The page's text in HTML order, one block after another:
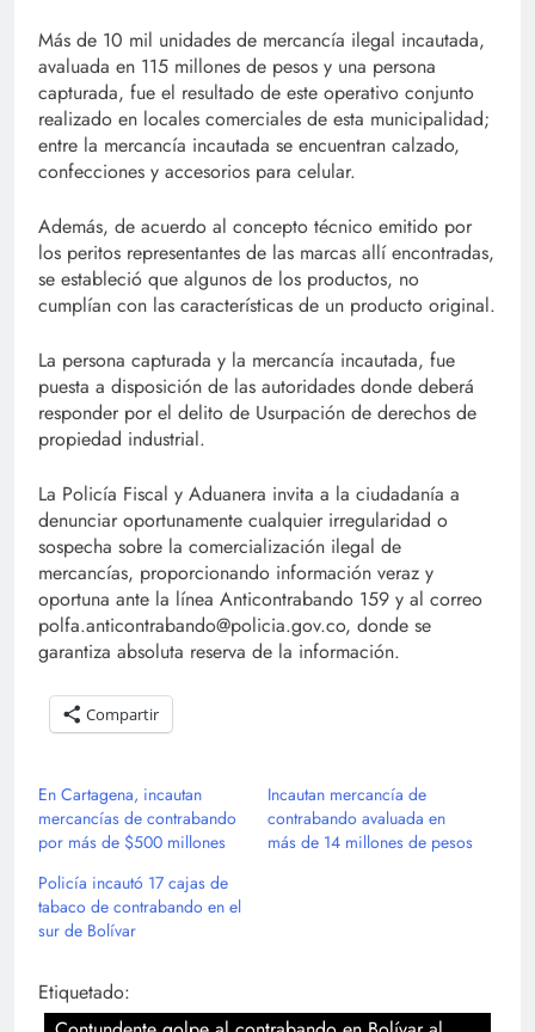
Más de 10 mil unidades de mercancía ilegal incautada,
avaluada en 115 millones de pesos y una persona
capturada, fue el resultado de este operativo conjunto
realizado en locales comerciales de esta municipalidad;
entre la mercancía incautada se encuentran calzado,
confecciones y accesorios para celular.
Además, de acuerdo al concepto técnico emitido por
los peritos representantes de las marcas allí encontradas,
se estableció que algunos de los productos, no
cumplían con las características de un producto original.
La persona capturada y la mercancía incautada, fue
puesta a disposición de las autoridades donde deberá
responder por el delito de Usurpación de derechos de
propiedad industrial.
La Policía Fiscal y Aduanera invita a la ciudadanía a
denunciar oportunamente cualquier irregularidad o
sospecha sobre la comercialización ilegal de
mercancías, proporcionando información veraz y
oportuna ante la línea Anticontrabando 159 y al correo
polfa.anticontrabando@policia.gov.co, donde se
garantiza absoluta reserva de la información.
Compartir
En Cartagena, incautan
mercancías de contrabando
por más de $500 millones
Incautan mercancía de
contrabando avaluada en
más de 14 millones de pesos
Policía incautó 17 cajas de
tabaco de contrabando en el
sur de Bolívar
Etiquetado: